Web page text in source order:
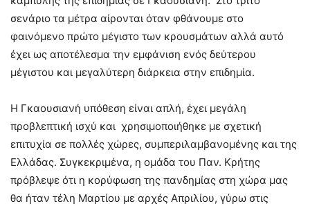
σενάριο τα μέτρα αίρονται όταν φθάνουμε στο
φαινόμενο πρώτο μέγιστο των κρουσμάτων αλλά αυτό
έχει ως αποτέλεσμα την εμφάνιση ενός δεύτερου
μέγιστου και μεγαλύτερη διάρκεια στην επιδημία.
Η Γκαουσιανή υπόθεση είναι απλή, έχει μεγάλη
προβλεπτική ισχύ και χρησιμοποιήθηκε με σχετική
επιτυχία σε πολλές χώρες, συμπεριλαμβανομένης και της
Ελλάδας. Συγκεκριμένα, η ομάδα του Παν. Κρήτης
πρόβλεψε ότι η κορύφωση της πανδημίας στη χώρα μας
θα ήταν τέλη Μαρτίου με αρχές Απριλίου, γύρω στις